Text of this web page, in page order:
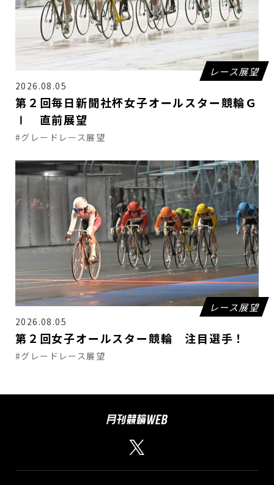
レース展望
2026.08.05
第２回毎日新聞社杯女子オールスター競輪Ｇ
Ⅰ 直前展望
#グレードレース展望
レース展望
2026.08.05
第２回女子オールスター競輪 注目選手！
#グレードレース展望